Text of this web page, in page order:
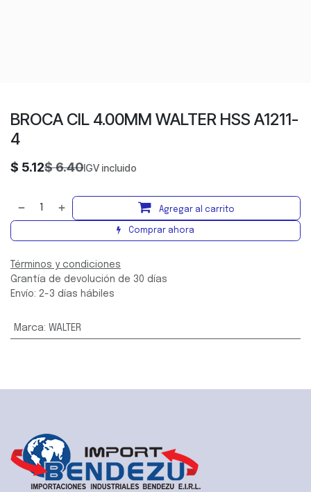
BROCA CIL 4.00MM WALTER HSS A1211-
4
$ 5.12$6.40IGV incluido
Agregar al carrito
Comprar ahora
Términos y condiciones
Grantía de devolución de 30 días
Envío: 2-3 días hábiles
Marca: WALTER